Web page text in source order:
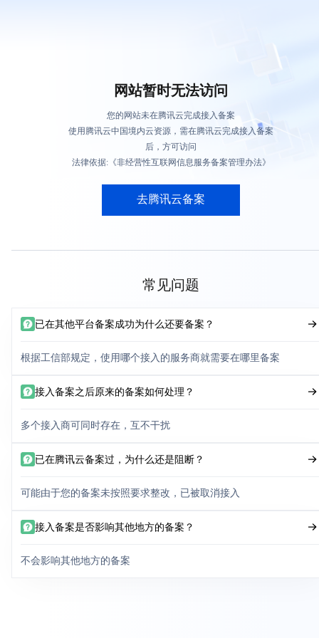
网站暂时无法访问
您的网站未在腾讯云完成接入备案
使用腾讯云中国境内云资源，需在腾讯云完成接入备案
后，方可访问
法律依据:《非经营性互联网信息服务备案管理办法》
去腾讯云备案
常见问题
已在其他平台备案成功为什么还要备案？
根据工信部规定，使用哪个接入的服务商就需要在哪里备案
接入备案之后原来的备案如何处理？
多个接入商可同时存在，互不干扰
已在腾讯云备案过，为什么还是阻断？
可能由于您的备案未按照要求整改，已被取消接入
接入备案是否影响其他地方的备案？
不会影响其他地方的备案